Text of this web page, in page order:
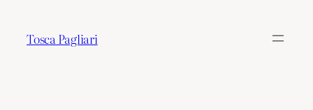
Tosca Pagliari